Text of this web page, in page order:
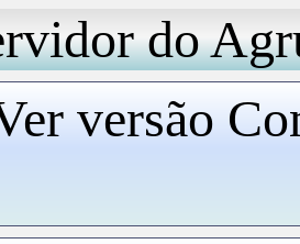
do
versão